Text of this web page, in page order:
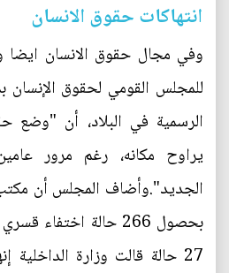
انتهاكات حقوق الانسان
وفي مجال حقوق الانسان ايضا
للمجلس القومي لحقوق الإنسان
الرسمية في البلاد، أن "وضع
يراوح مكانه، رغم مرور
الجديد".وأضاف المجلس أن مكتب
27 حالة قالت وزارة